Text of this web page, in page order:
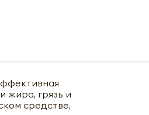
жира, грязь и
cpeдcтвe,